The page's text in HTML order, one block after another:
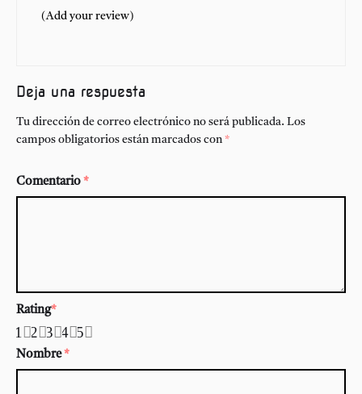
(Add your review)
Deja una respuesta
Tu dirección de correo electrónico no será publicada. Los
campos obligatorios están marcados con *
Comentario *
Rating*
5
4
3
2
1
Nombre*